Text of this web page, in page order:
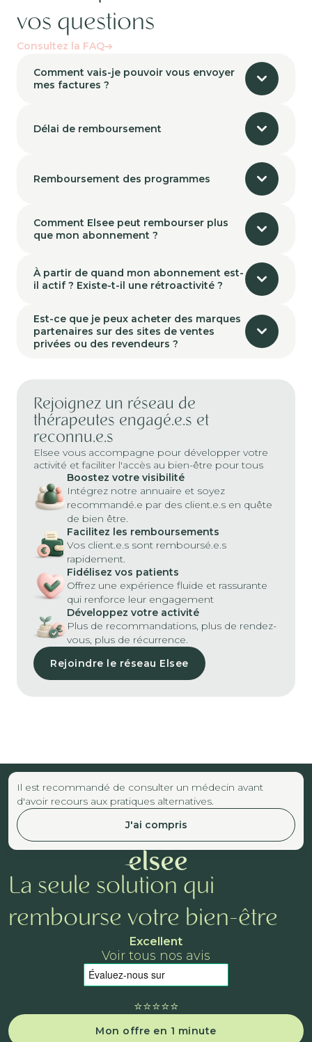
vos questions
Consultez la FAQ
Comment vais-je pouvoir vous envoyer
mes factures ?
Délai de remboursement
Remboursement des programmes
Comment Elsee peut rembourser plus
que mon abonnement ?
À partir de quand mon abonnement est-
il actif ? Existe-t-il une rétroactivité ?
Est-ce que je peux acheter des marques
partenaires sur des sites de ventes
privées ou des revendeurs ?
Rejoignez un réseau de
thérapeutes engagé.e.s et
reconnu.e.s
Elsee vous accompagne pour développer votre
activité et faciliter l'accès au bien-être pour tous
Boostez votre visibilité
Intégrez notre annuaire et soyez
recommandé.e par des client.e.s en quête
de bien être.
Facilitez les remboursements
Vos client.e.s sont remboursé.e.s
rapidement.
Fidélisez vos patients
Offrez une expérience fluide et rassurante
qui renforce leur engagement
Développez votre activité
Plus de recommandations, plus de rendez-
vous, plus de récurrence.
Rejoindre le réseau Elsee
Il est recommandé de consulter un médecin avant
d'avoir recours aux pratiques alternatives.
J'ai compris
La seule solution qui
rembourse votre bien-être
Excellent
Voir tous nos avis
⭐️⭐️⭐️⭐️⭐️
Mon offre en 1 minute